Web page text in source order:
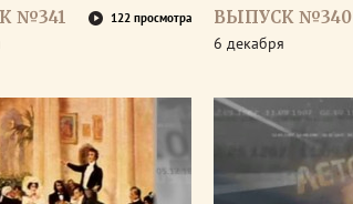
№341 122 просмотра ВЫПУСК №340
6 декабря